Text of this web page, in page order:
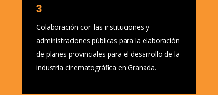
3
Colaboración con las instituciones y
administraciones públicas para la elaboración
de planes provinciales para el desarrollo de la
industria cinematográfica en Granada.